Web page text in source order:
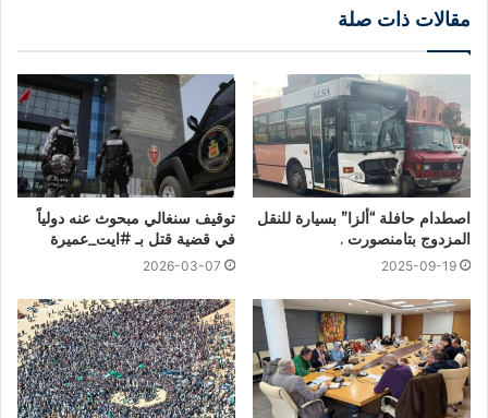
مقالات ذات صلة
اصطدام حافلة “ألزا” بسيارة للنقل
المزدوج بتامنصورت .
2025-09-19
توقيف سنغالي مبحوث عنه دولياً
في قضية قتل بـ #ايت_عميرة
2026-03-07